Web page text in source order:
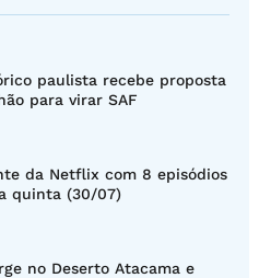
paulista recebe proposta
para virar SAF
da Netflix com 8 episódios
quinta (30/07)
no Deserto Atacama e